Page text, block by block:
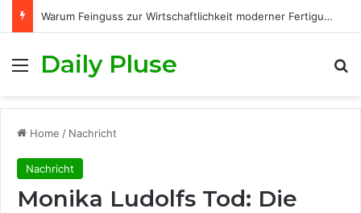
Kamilla Senjo Lebensgefährte: Was wirklich bekannt ist
Menu
Daily Pluse
Home / Nachricht
Nachricht
Monika Ludolfs Tod: Die